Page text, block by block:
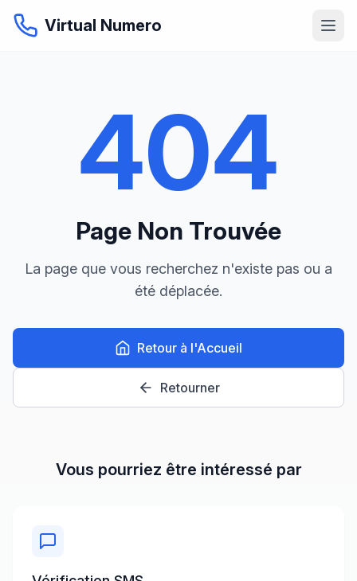
Virtual Numero
404
Page Non Trouvée
La page que vous recherchez n'existe pas ou a
été déplacée.
Retour à l'Accueil
Retourner
Vous pourriez être intéressé par